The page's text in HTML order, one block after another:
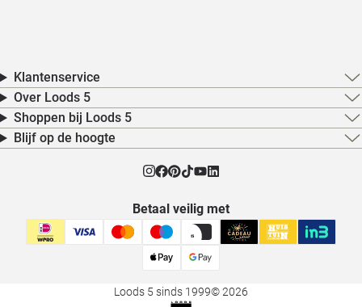
Klantenservice
Over Loods 5
Shoppen bij Loods 5
Blijf op de hoogte
Betaal veilig met
Loods 5 sinds 1999© 2026